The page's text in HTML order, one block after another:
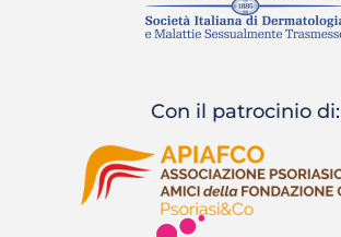
Con il patrocinio di: